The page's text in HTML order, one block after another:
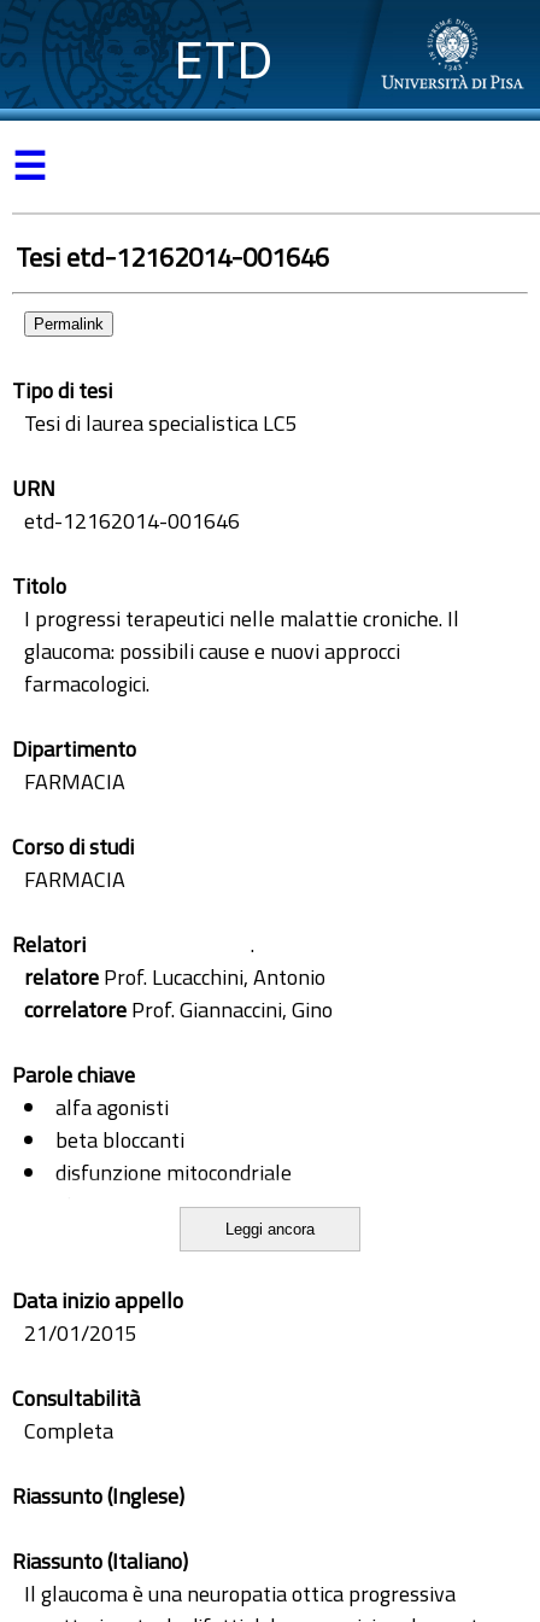
ETD
☰
Tesi etd-12162014-001646
Permalink
Tipo di tesi
Tesi di laurea specialistica LC5
URN
etd-12162014-001646
Titolo
I progressi terapeutici nelle malattie croniche. Il
glaucoma: possibili cause e nuovi approcci
farmacologici.
Dipartimento
FARMACIA
Corso di studi
FARMACIA
Relatori
.
relatoreProf. Lucacchini, Antonio
correlatoreProf. Giannaccini, Gino
Parole chiave
alfa agonisti
beta bloccanti
disfunzione mitocondriale
inibitori dell'anidrasi carbonica
prostaglandine
rapamicina
Rho kinasi
stress ossidativo
Leggi ancora
Data inizio appello
21/01/2015
Consultabilità
Completa
Riassunto (Inglese)
Riassunto (Italiano)
Il glaucoma è una neuropatia ottica progressiva